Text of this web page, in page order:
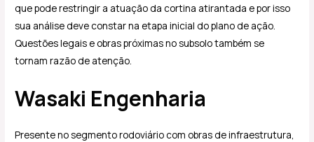
que pode restringir a atuação da cortina atirantada e por isso
sua análise deve constar na etapa inicial do plano de ação.
Questões legais e obras próximas no subsolo também se
tornam razão de atenção.
Wasaki Engenharia
Presente no segmento rodoviário com obras de infraestrutura,